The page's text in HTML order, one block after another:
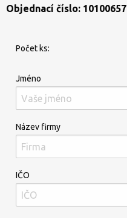
Objednací číslo:
Počet ks:
Jméno
Název firmy
IČO